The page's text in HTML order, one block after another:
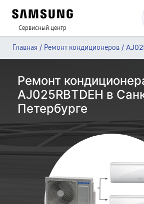
Сервисный центр
Главная / Ремонт кондиционеров /
Ремонт
AJ025RBTDEH в
Петербурге